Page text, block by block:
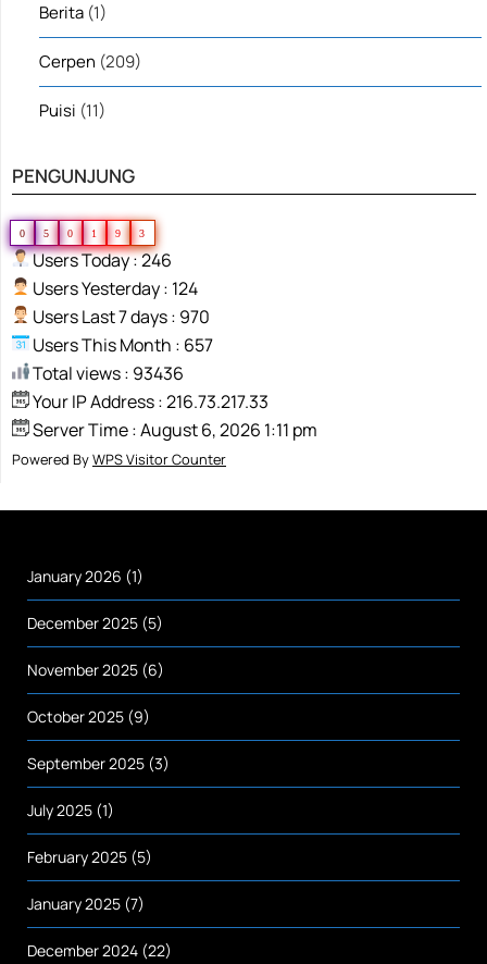
Berita (1)
Cerpen (209)
Puisi (11)
PENGUNJUNG
0 5 0 1 9 3
Users Today : 246
Users Yesterday : 124
Users Last 7 days : 970
Users This Month : 657
Total views : 93436
Your IP Address : 216.73.217.33
Server Time : August 6, 2026 1:11 pm
Powered ByWPS Visitor Counter
January 2026 (1)
December 2025 (5)
November 2025 (6)
October 2025 (9)
September 2025 (3)
July 2025 (1)
February 2025 (5)
January 2025 (7)
December 2024 (22)